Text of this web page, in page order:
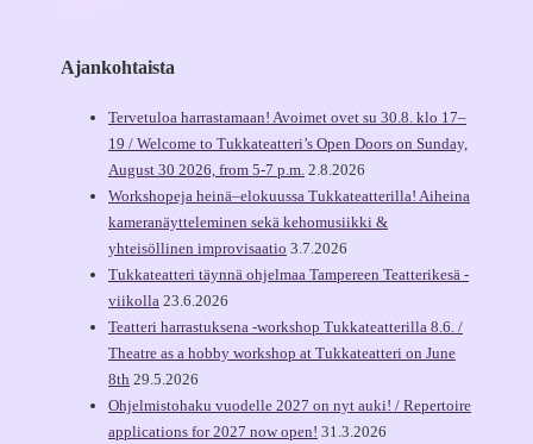
Ajankohtaista
Tervetuloa harrastamaan! Avoimet ovet su 30.8. klo 17–
19 / Welcome to Tukkateatteri’s Open Doors on Sunday,
August 30 2026, from 5-7 p.m. 2.8.2026
Workshopeja heinä–elokuussa Tukkateatterilla! Aiheina
kameranäytteleminen sekä kehomusiikki &
yhteisöllinen improvisaatio 3.7.2026
Tukkateatteri täynnä ohjelmaa Tampereen Teatterikesä -
viikolla 23.6.2026
Teatteri harrastuksena -workshop Tukkateatterilla 8.6. /
Theatre as a hobby workshop at Tukkateatteri on June
8th 29.5.2026
Ohjelmistohaku vuodelle 2027 on nyt auki! / Repertoire
applications for 2027 now open! 31.3.2026